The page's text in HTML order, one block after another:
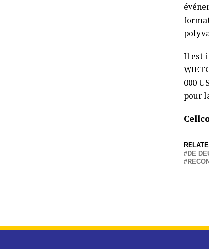
Il est
000
pour
DE